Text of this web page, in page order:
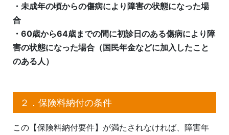
・未成年の頃からの傷病により障害の状態になった場
合
・60歳から64歳までの間に初診日のある傷病により障
害の状態になった場合（国民年金などに加入したこと
のある人）
２．保険料納付の条件
この【保険料納付要件】が満たされなければ、障害年